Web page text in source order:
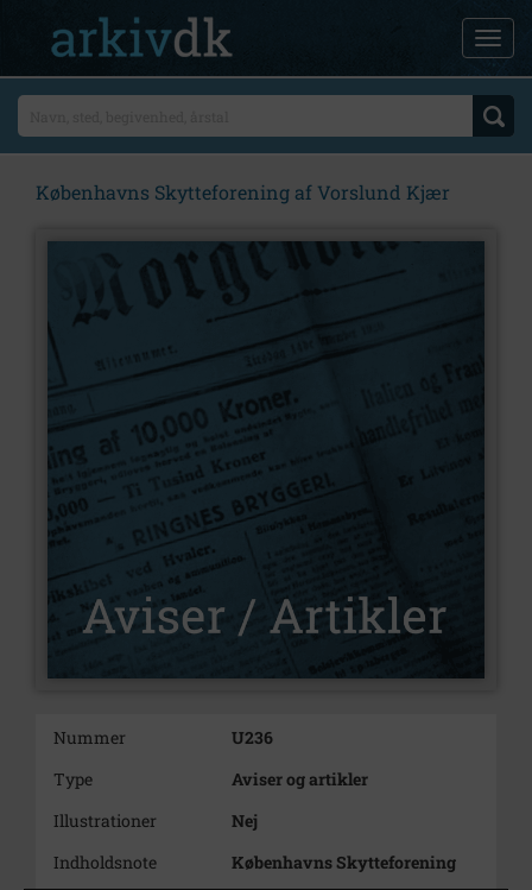
Københavns Skytteforening af Vorslund Kjær
Nummer
U236
Type
Aviser og artikler
Illustrationer
Nej
Indholdsnote
Københavns Skytteforening